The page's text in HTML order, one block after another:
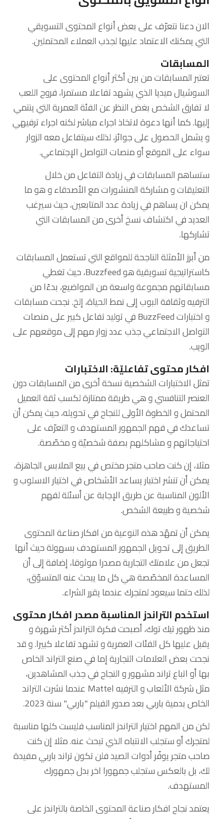
الان دعنا نتعرّف على بعض أنواع المحتوى التسويقي
التي يمكنك الاعتماد عليها لجذب العملاء المحتملين.
المسابقات
تعتبر المسابقات من بين أكثر أنواع المحتوى على
السوشيال ميديا الذي يشهد تفاعلا مستمرا، فروح اللعب
لا تفارق الشخص بغض النظر عن الفئة العمرية التي ينتمي
إليها. كما أنها دعوة لاتخاذ اجراء مباشر لكنه اجراء ترفيهي
و يشمل الحصول على جوائز، لذلك سيتفاعل معه الزوار
سواء على الموقع أو منصات التواصل الإجتماعي.
ستساهم المسابقات في زيادة التفاعل من خلال
التعليقات و مشاركة المنشورات مع الأصدقاء و هو ما
يمكن ان يساهم في زيادة عدد المتابعين، حيث سيرغب
العديد في اكتشاف نسخ أخرى من المسابقات التي
تشاركها.
من أبرز الأمثلة الناجحة للمواقع التي تستعمل المسابقات
كاستراتيجية تسويقية هو Buzzfeed، حيث تغطي
مسابقاتهم مجموعة واسعة من المواضيع، بدءًا من
الترفيه وثقافة البوب ​​إلى نمط الحياة، إلخ. نجحت مسابقات
و اختبارات BuzzFeed في توليد تفاعل كبير على منصات
التواصل الاجتماعي جذب عدد زوار مهم إلى موقعهم على
الويب.
افكار محتوى تفاعليّة: الاختبارات
تمثل الاختبارات الشخصية نسخة أخرى من المسابقات دون
العنصر التنافسي و هي طريقة ممتازة لكسب ثقة العميل
المحتمل و الخطوة الأولى للنجاح في تحويله، حيث يمكن أن
تساعدك في فهم الجمهور المستهدف و التعرّف على
احتياجاتهم و مشاكلهم بصفة شخصيّة و مخصّصة.
مثلا، إن كنت صاحب متجر مختص في بيع الملابس الجاهزة،
يمكن أن تنشر اختبار يساعد الأشخاص في اختيار الاسلوب و
الألون المناسبة عن طريق الإجابة عن أسئلة لفهم
شخصية و طبيعة الشخص.
يمكن أن تمهّد هذه النوعية من افكار صناعة المحتوى
الطريق إلى تحويل الجمهور المستهدف بسهولة حيث أنها
تجعل من علامتك التجارية مصدرا موثوقا، إضافة إلى أن
المساعدة المخصّصة هي كل ما يبحث عنه المتسوّق،
لذلك حتما سيعود لمتجرك عندما يقرر الشراء.
استخدم التراندز المناسبة مصدر افكار محتوى
منذ ظهور تيك توك، أصبحت فكرة التراندز أكثر شهرة و
يقبل عليها كل الفئات العمرية و تشهد تفاعلا كبيرا. و قد
نجحت بعض العلامات التجارية إما في صنع التراند الخاص
بها أو اتباع تراند مشهور و النجاح في جذب المشاهدين،
مثل شركة الألعاب و الترفيه Mattel عندما نشرت التراند
الخاص بدمية باربي بعد صدور الفيلم "باربي" سنة 2023.
لكن من المهم اختيار التراندز المناسب فليست كلها مناسبة
لمتجرك أو ستجلب الانتباه الذي تبحث عنه. مثلا إن كنت
صاحب متجر يوفّر أدوات الصيد فلن تكون تراند باربي مفيدة
لك، بل بالعكس ستجلب جمهورا اخر بدل جمهورك
المستهدف.
يعتمد نجاح افكار صناعة المحتوى الخاصة بالتراندز على